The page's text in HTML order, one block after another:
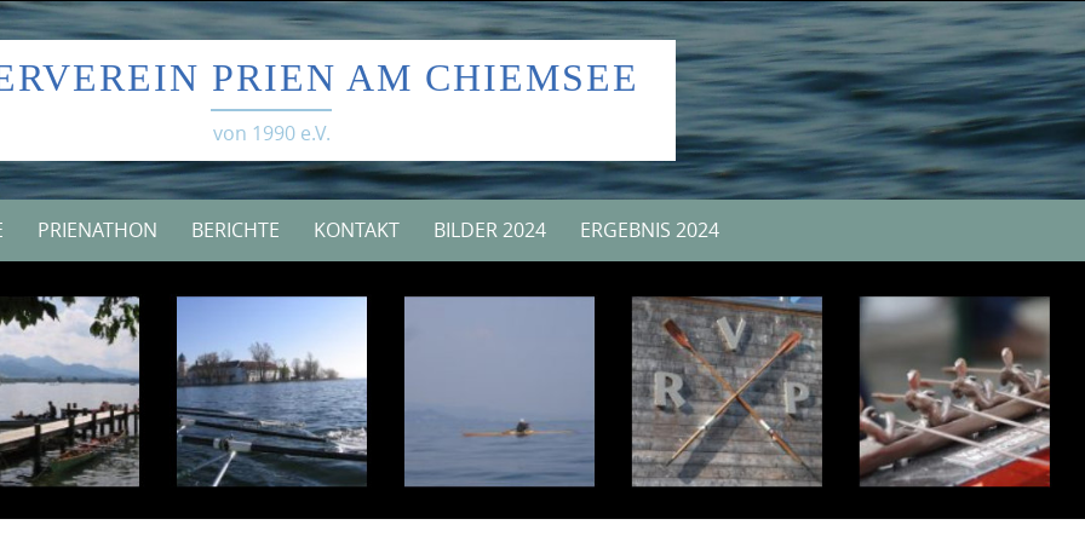
Skip
to
content
PRIEN AM CHIEMSEE
von 1990 e.V.
PRIENATHON BERICHTE KONTAKT BILDER 2024 ERGEBNIS 2024